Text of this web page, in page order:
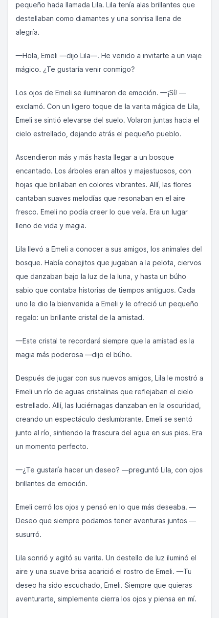
pequeño hada llamada Lila. Lila tenía alas brillantes que
destellaban como diamantes y una sonrisa llena de
alegría.
—Hola, Emeli —dijo Lila—. He venido a invitarte a un viaje
mágico. ¿Te gustaría venir conmigo?
Los ojos de Emeli se iluminaron de emoción. —¡Sí! —
exclamó. Con un ligero toque de la varita mágica de Lila,
Emeli se sintió elevarse del suelo. Volaron juntas hacia el
cielo estrellado, dejando atrás el pequeño pueblo.
Ascendieron más y más hasta llegar a un bosque
encantado. Los árboles eran altos y majestuosos, con
hojas que brillaban en colores vibrantes. Allí, las flores
cantaban suaves melodías que resonaban en el aire
fresco. Emeli no podía creer lo que veía. Era un lugar
lleno de vida y magia.
Lila llevó a Emeli a conocer a sus amigos, los animales del
bosque. Había conejitos que jugaban a la pelota, ciervos
que danzaban bajo la luz de la luna, y hasta un búho
sabio que contaba historias de tiempos antiguos. Cada
uno le dio la bienvenida a Emeli y le ofreció un pequeño
regalo: un brillante cristal de la amistad.
—Este cristal te recordará siempre que la amistad es la
magia más poderosa —dijo el búho.
Después de jugar con sus nuevos amigos, Lila le mostró a
Emeli un río de aguas cristalinas que reflejaban el cielo
estrellado. Allí, las luciérnagas danzaban en la oscuridad,
creando un espectáculo deslumbrante. Emeli se sentó
junto al río, sintiendo la frescura del agua en sus pies. Era
un momento perfecto.
—¿Te gustaría hacer un deseo? —preguntó Lila, con ojos
brillantes de emoción.
Emeli cerró los ojos y pensó en lo que más deseaba. —
Deseo que siempre podamos tener aventuras juntos —
susurró.
Lila sonrió y agitó su varita. Un destello de luz iluminó el
aire y una suave brisa acarició el rostro de Emeli. —Tu
deseo ha sido escuchado, Emeli. Siempre que quieras
aventurarte, simplemente cierra los ojos y piensa en mí.